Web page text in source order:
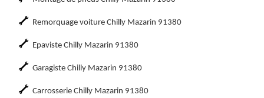
Remorquage voiture Chilly Mazarin 91380
Epaviste Chilly Mazarin 91380
Garagiste Chilly Mazarin 91380
Carrosserie Chilly Mazarin 91380